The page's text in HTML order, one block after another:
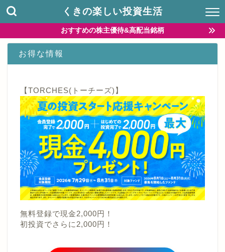
くきの楽しい投資生活
おすすめの株主優待&高配当銘柄
お得な情報
【TORCHES(トーチーズ)】
無料登録で現金2,000円！
初投資でさらに2,000円！